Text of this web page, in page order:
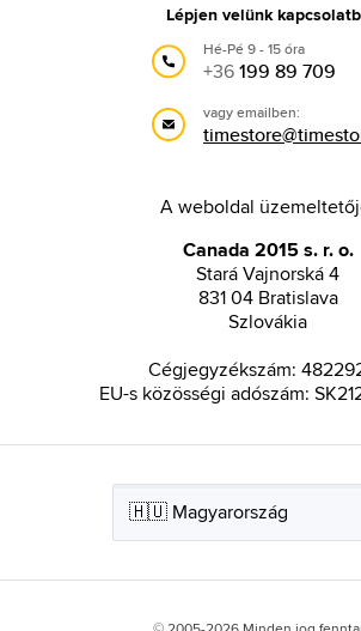
Lépjen velünk
Hé-Pé 9 - 15 óra
+36199 89 709
vagy emailben:
A weboldal
Canada 2015 s. r. o.
Stará Vajnorská 4
831 04 Bratislava
Szlovákia
Cégjegyzékszám:
EU-s közösségi adószám: